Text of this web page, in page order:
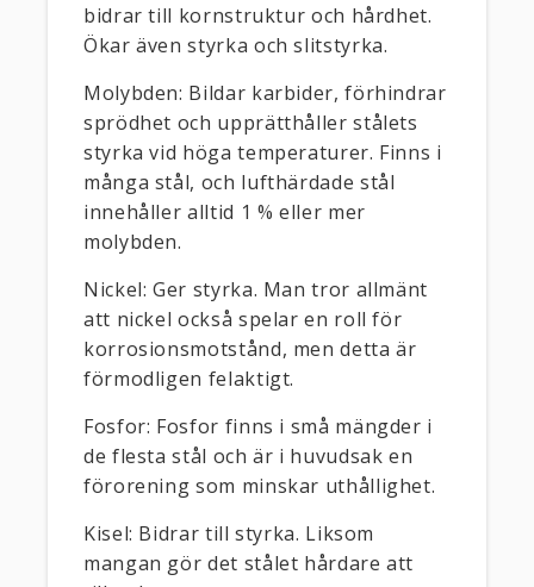
bidrar till kornstruktur och hårdhet.
Ökar även styrka och slitstyrka.
Molybden: Bildar karbider, förhindrar
sprödhet och upprätthåller stålets
styrka vid höga temperaturer. Finns i
många stål, och lufthärdade stål
innehåller alltid 1 % eller mer
molybden.
Nickel: Ger styrka. Man tror allmänt
att nickel också spelar en roll för
korrosionsmotstånd, men detta är
förmodligen felaktigt.
Fosfor: Fosfor finns i små mängder i
de flesta stål och är i huvudsak en
förorening som minskar uthållighet.
Kisel: Bidrar till styrka. Liksom
mangan gör det stålet hårdare att